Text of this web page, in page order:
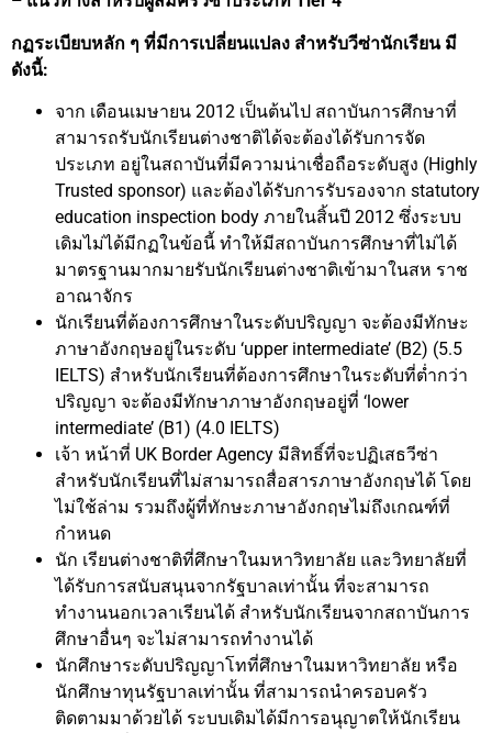
กฏระเบียบหลัก ๆ ที่มีการเปลี่ยนแปลง สำหรับวีซ่านักเรียน มี
ดังนี้:
จาก เดือนเมษายน 2012 เป็นต้นไป สถาบันการศึกษาที่
สามารถรับนักเรียนต่างชาติได้จะต้องได้รับการจัด
ประเภท อยู่ในสถาบันที่มีความน่าเชื่อถือระดับสูง (Highly
Trusted sponsor) และต้องได้รับการรับรองจาก statutory
education inspection body ภายในสิ้นปี 2012 ซึ่งระบบ
เดิมไม่ได้มีกฏในข้อนี้ ทำให้มีสถาบันการศึกษาที่ไม่ได้
มาตรฐานมากมายรับนักเรียนต่างชาติเข้ามาในสห ราช
อาณาจักร
นักเรียนที่ต้องการศึกษาในระดับปริญญา จะต้องมีทักษะ
ภาษาอังกฤษอยู่ในระดับ ‘upper intermediate’ (B2) (5.5
IELTS) สำหรับนักเรียนที่ต้องการศึกษาในระดับที่ต่ำกว่า
ปริญญา จะต้องมีทักษาภาษาอังกฤษอยู่ที่ ‘lower
intermediate’ (B1) (4.0 IELTS)
เจ้า หน้าที่ UK Border Agency มีสิทธิ์ที่จะปฏิเสธวีซ่า
สำหรับนักเรียนที่ไม่สามารถสื่อสารภาษาอังกฤษได้ โดย
ไม่ใช้ล่าม รวมถึงผู้ที่ทักษะภาษาอังกฤษไม่ถึงเกณฑ์ที่
กำหนด
นัก เรียนต่างชาติที่ศึกษาในมหาวิทยาลัย และวิทยาลัยที่
ได้รับการสนับสนุนจากรัฐบาลเท่านั้น ที่จะสามารถ
ทำงานนอกเวลาเรียนได้ สำหรับนักเรียนจากสถาบันการ
ศึกษาอื่นๆ จะไม่สามารถทำงานได้
นักศึกษาระดับปริญญาโทที่ศึกษาในมหาวิทยาลัย หรือ
นักศึกษาทุนรัฐบาลเท่านั้น ที่สามารถนำครอบครัว
ติดตามมาด้วยได้ ระบบเดิมได้มีการอนุญาตให้นักเรียน